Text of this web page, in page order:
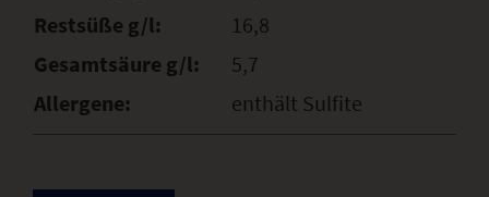
Restsüße g/l:
16,8
Gesamtsäure g/l:
5,7
Allergene:
enthält Sulfite